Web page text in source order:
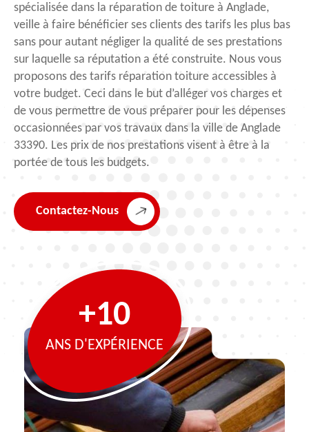
spécialisée dans la réparation de toiture à Anglade,
veille à faire bénéficier ses clients des tarifs les plus bas
sans pour autant négliger la qualité de ses prestations
sur laquelle sa réputation a été construite. Nous vous
proposons des tarifs réparation toiture accessibles à
votre budget. Ceci dans le but d’alléger vos charges et
de vous permettre de vous préparer pour les dépenses
occasionnées par vos travaux dans la ville de Anglade
33390. Les prix de nos prestations visent à être à la
portée de tous les budgets.
Contactez-Nous
+10
ANS D'EXPÉRIENCE